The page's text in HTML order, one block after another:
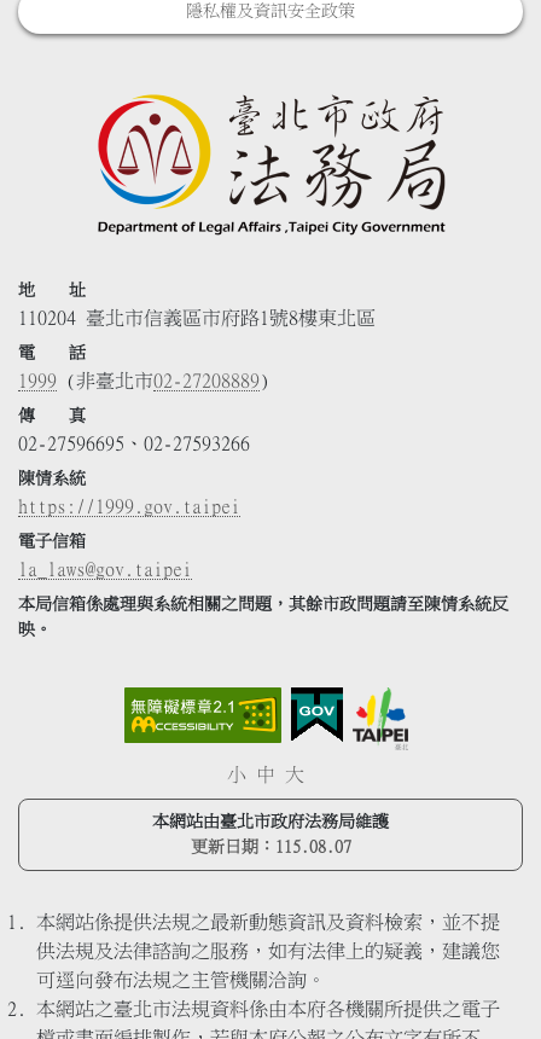
隱私權及資訊安全政策
地 址
110204 臺北市信義區市府路1號8樓東北區
電 話
1999 (非臺北市02-27208889)
傳 真
02-27596695、02-27593266
陳情系統
https://1999.gov.taipei
電子信箱
la_laws@gov.taipei
本局信箱係處理與系統相關之問題，其餘市政問題請至陳情系統反
映。
小 中 大
本網站由臺北市政府法務局維護
更新日期： 115.08.07
本網站係提供法規之最新動態資訊及資料檢索，並不提
供法規及法律諮詢之服務，如有法律上的疑義，建議您
可逕向發布法規之主管機關洽詢。
本網站之臺北市法規資料係由本府各機關所提供之電子